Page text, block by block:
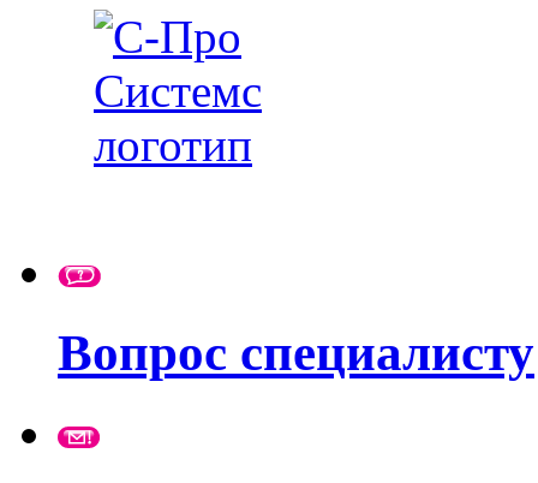
Вопрос специалисту